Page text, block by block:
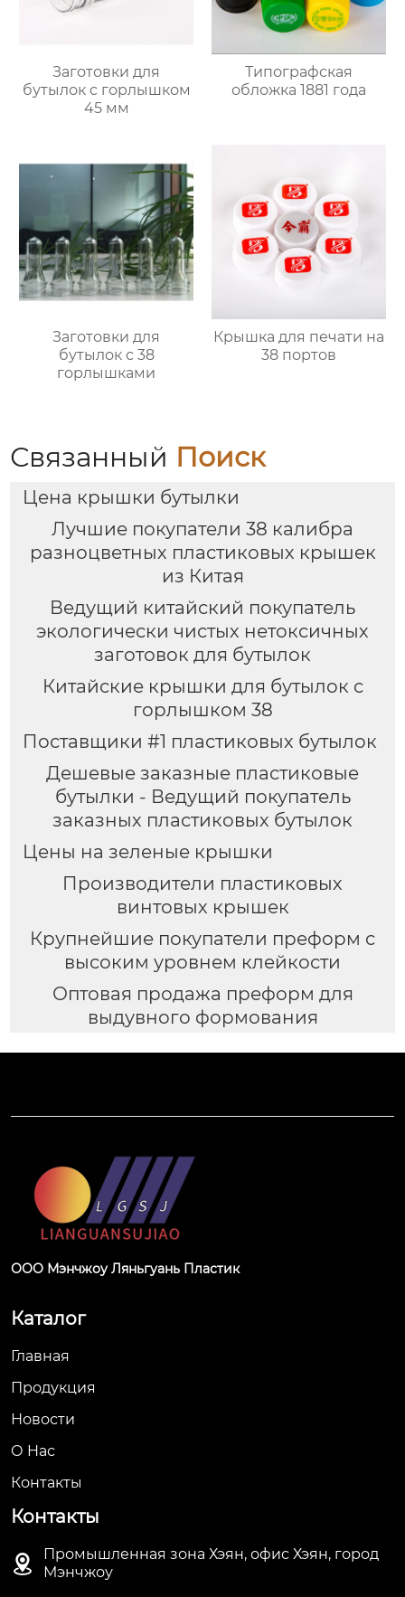
Заготовки для
бутылок с горлышком
45 мм
Типографская
обложка 1881 года
Заготовки для
бутылок с 38
горлышками
Крышка для печати на
38 портов
Связанный Поиск
Цена крышки бутылки
Лучшие покупатели 38 калибра
разноцветных пластиковых крышек
из Китая
Ведущий китайский покупатель
экологически чистых нетоксичных
заготовок для бутылок
Китайские крышки для бутылок с
горлышком 38
Поставщики #1 пластиковых бутылок
Дешевые заказные пластиковые
бутылки - Ведущий покупатель
заказных пластиковых бутылок
Цены на зеленые крышки
Производители пластиковых
винтовых крышек
Крупнейшие покупатели преформ с
высоким уровнем клейкости
Оптовая продажа преформ для
выдувного формования
ООО Мэнчжоу Ляньгуань Пластик
Каталог
Главная
Продукция
Новости
О Hас
Контакты
Контакты

Промышленная зона Хэян, офис Хэян, город
Мэнчжоу